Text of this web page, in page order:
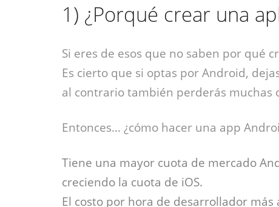
1) ¿Porqué crear una
Si eres de esos que no saben por qué
Es cierto que si optas por Android,
al contrario también perderás muchas
Entonces… ¿cómo hacer una app
Tiene una mayor cuota de mercado
creciendo la cuota de iOS.
El costo por hora de desarrollador más